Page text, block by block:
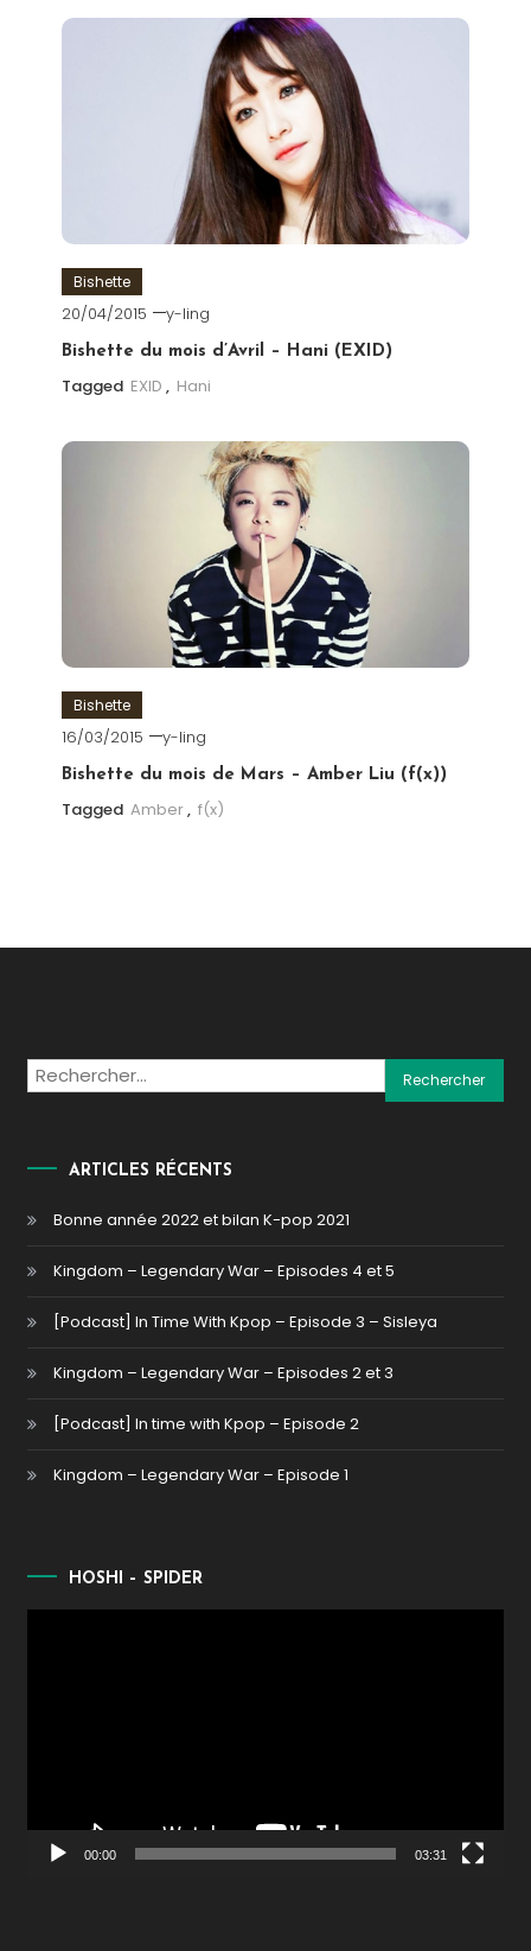
Bishette
20/04/2015 y-ling
Bishette du mois d’Avril – Hani (EXID)
Tagged EXID , Hani
Bishette
16/03/2015 y-ling
Bishette du mois de Mars – Amber Liu (f(x))
Tagged Amber, f(x)
Rechercher :
ARTICLES RÉCENTS
Bonne année 2022 et bilan K-pop 2021
Kingdom – Legendary War – Episodes 4 et 5
[Podcast] In Time With Kpop – Episode 3 – Sisleya
Kingdom – Legendary War – Episodes 2 et 3
[Podcast] In time with Kpop – Episode 2
Kingdom – Legendary War – Episode 1
HOSHI – SPIDER
00:00 03:31